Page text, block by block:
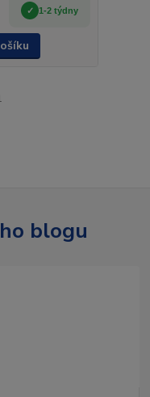
1-2 týdny
blogu